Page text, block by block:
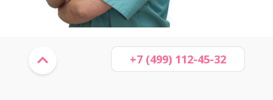
+7 (499) 112-45-32